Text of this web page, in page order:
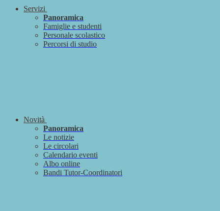
Servizi
Panoramica
Famiglie e studenti
Personale scolastico
Percorsi di studio
Novità
Panoramica
Le notizie
Le circolari
Calendario eventi
Albo online
Bandi Tutor-Coordinatori